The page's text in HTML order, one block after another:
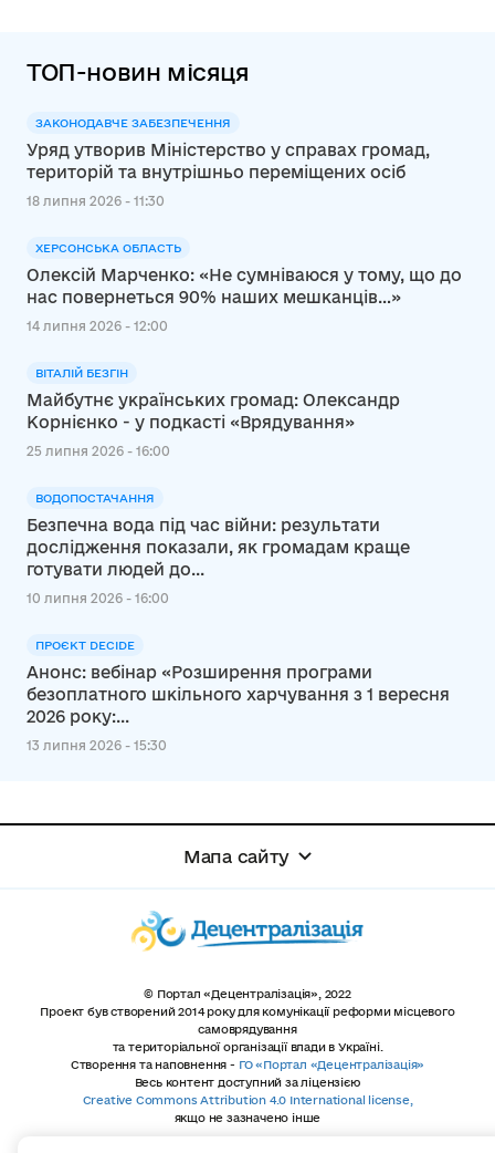
ТОП-новин місяця
ЗАКОНОДАВЧЕ ЗАБЕЗПЕЧЕННЯ
Уряд утворив Міністерство у справах громад,
територій та внутрішньо переміщених осіб
18 липня 2026 - 11:30
ХЕРСОНСЬКА ОБЛАСТЬ
Олексій Марченко: «Не сумніваюся у тому, що до
нас повернеться 90% наших мешканців…»
14 липня 2026 - 12:00
ВІТАЛІЙ БЕЗГІН
Майбутнє українських громад: Олександр
Корнієнко - у подкасті «Врядування»
25 липня 2026 - 16:00
ВОДОПОСТАЧАННЯ
Безпечна вода під час війни: результати
дослідження показали, як громадам краще
готувати людей до...
10 липня 2026 - 16:00
ПРОЄКТ DECIDE
Анонс: вебінар «Розширення програми
безоплатного шкільного харчування з 1 вересня
2026 року:...
13 липня 2026 - 15:30
Мапа сайту
© Портал «Децентралізація», 2022
Проект був створений 2014 року для комунікації реформи місцевого
самоврядування
та територіальної організації влади в Україні.
Створення та наповнення - ГО «Портал «Децентралізація»
Весь контент доступний за ліцензією
Creative Commons Attribution 4.0 International license,
якщо не зазначено інше